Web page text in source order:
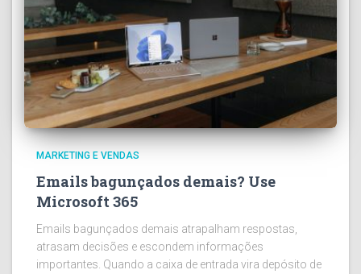
MARKETING E VENDAS
Emails bagunçados demais? Use
Microsoft 365
Emails bagunçados demais atrapalham respostas,
atrasam decisões e escondem informações
importantes. Quando a caixa de entrada vira depósito de